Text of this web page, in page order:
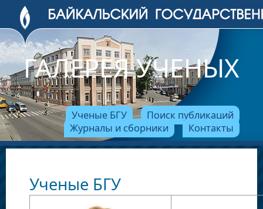
ГАЛЕРЕЯ УЧЕНЫХ
Ученые БГУ
Поиск публикаций
Журналы и сборники
Контакты
Ученые БГУ